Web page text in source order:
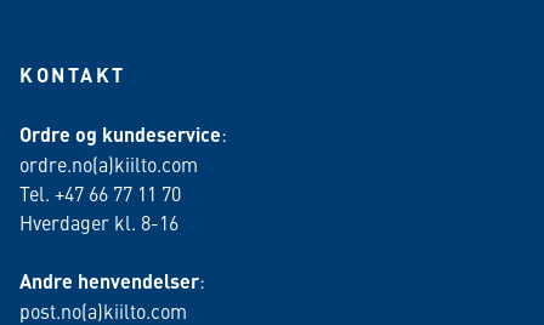
KONTAKT
Ordre og kundeservice:
ordre.no(a)kiilto.com
Tel. +47 66 77 11 70
Hverdager kl. 8-16
Andre henvendelser:
post.no(a)kiilto.com